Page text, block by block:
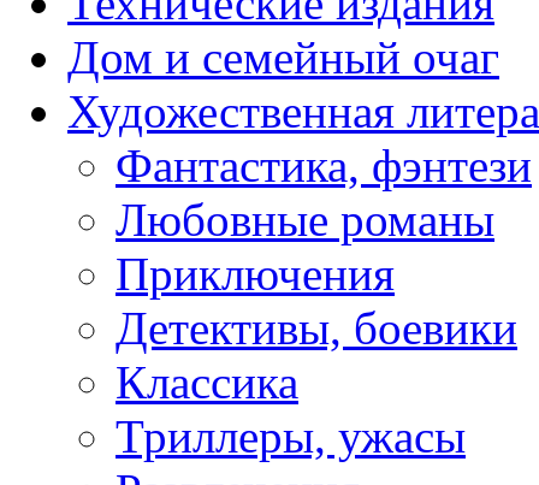
Дом и семейный очаг
Художественная
Фантастика, фэнтези
Любовные романы
Приключения
Детективы, боевики
Классика
Триллеры, ужасы